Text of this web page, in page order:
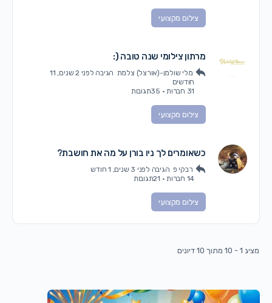
צילום מקצועי
מרתון צילומי שנה טובה (:
מלי שולמן-(אורצל) צלמת הגיבה
לפני 2 שנים, 11
חודשים
31 חברות
· 35תגובות
צילום מקצועי
כשאומרים לך ניו בורן על מה את חושבת?
רבקי פ הגיבה לפני 3 שנים, 1 חודש
14 חברות
· 21תגובות
צילום מקצועי
מציג 1 - 10 מתוך 10 דיונים